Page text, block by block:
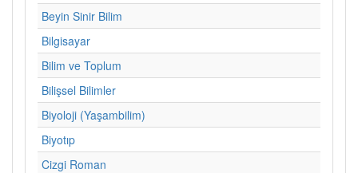
Beyin Sinir Bilim
Bilgisayar
Bilim ve Toplum
Bilişsel Bilimler
Biyoloji (Yaşambilim)
Biyotıp
Cizgi Roman